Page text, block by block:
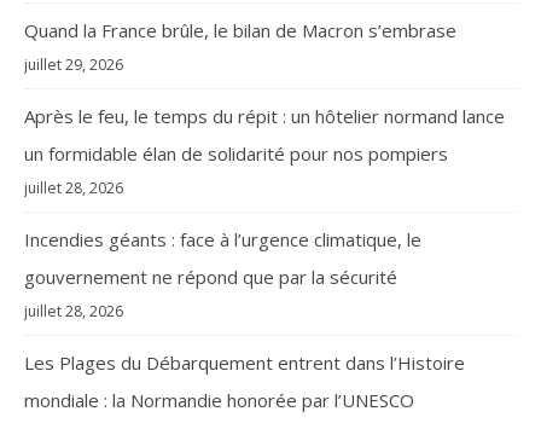
Quand la France brûle, le bilan de Macron s’embrase
juillet 29, 2026
Après le feu, le temps du répit : un hôtelier normand lance
un formidable élan de solidarité pour nos pompiers
juillet 28, 2026
Incendies géants : face à l’urgence climatique, le
gouvernement ne répond que par la sécurité
juillet 28, 2026
Les Plages du Débarquement entrent dans l’Histoire
mondiale : la Normandie honorée par l’UNESCO